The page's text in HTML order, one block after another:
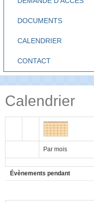
DOCUMENTS
CALENDRIER
CONTACT
Calendrier
Par mois
Évènements pendant